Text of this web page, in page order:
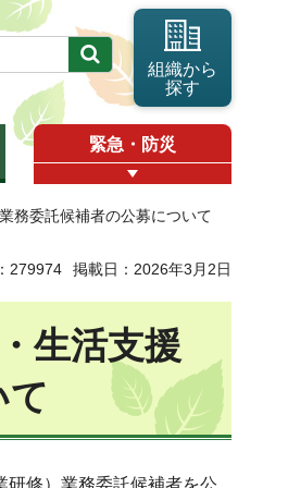
組織から
探す
緊急・防災
務委託候補者の公募について
279974 掲載日：2026年3月2日
生活支援
て